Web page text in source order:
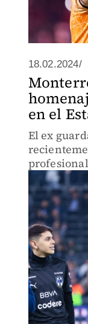
18.02.2024/
en el
El ex
profesional